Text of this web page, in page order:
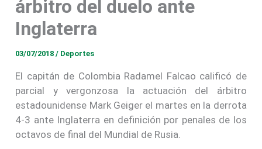
árbitro del duelo ante
Inglaterra
03/07/2018/ Deportes
El capitán de Colombia Radamel Falcao calificó de
parcial y vergonzosa la actuación del árbitro
estadounidense Mark Geiger el martes en la derrota
4-3 ante Inglaterra en definición por penales de los
octavos de final del Mundial de Rusia.